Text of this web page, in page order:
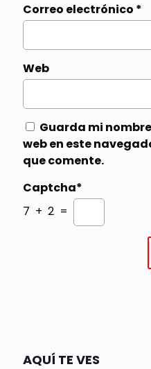
Correo electrónico *
Web
Guarda mi
web en este
que comente.
Captcha*
7 + 2 =
AQUÍ TE VES